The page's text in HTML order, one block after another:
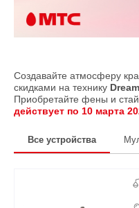
Создавайте атмосферу
скидками на технику
Приобретайте фены и
действует по 10 марта
Все устройства